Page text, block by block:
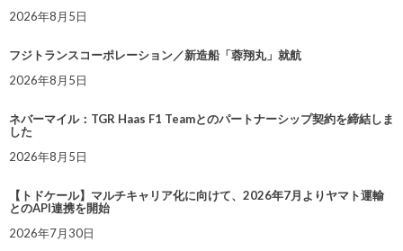
2026年8月5日
フジトランスコーポレーション／新造船「蓉翔丸」就航
2026年8月5日
ネバーマイル：TGR Haas F1 Teamとのパートナーシップ契約を締結しま
した
2026年8月5日
【トドケール】マルチキャリア化に向けて、2026年7月よりヤマト運輸
とのAPI連携を開始
2026年7月30日